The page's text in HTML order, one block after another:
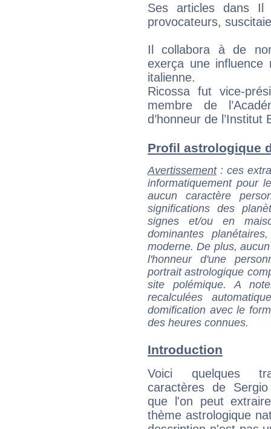
Ses articles dans Il
provocateurs,
Il collabora à de
exerça une influence
italienne.
Ricossa fut vice-
membre de
d’honneur de l’Institut
Profil astrologique
Avertissement: ces
informatiquement pour
aucun caractère
significations des
signes et/ou en
dominantes
moderne. De plus,
l'honneur d'une
portrait astrologique
site polémique. A
recalculées
domification avec le
des heures connues.
Introduction
Voici quelques
caractères de
que l'on peut
thème astrologique